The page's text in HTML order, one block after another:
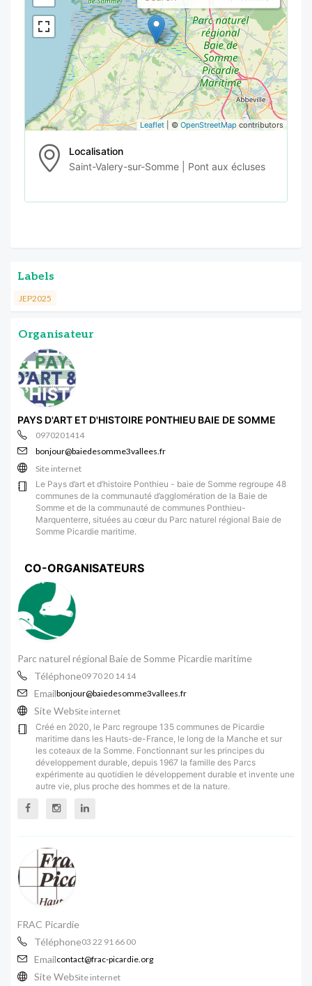
Leaflet | © OpenStreetMapcontributors
Localisation
Saint-Valery-sur-Somme | Pont aux écluses
Labels
JEP2025
Organisateur
PAYS D'ART ET D'HISTOIRE PONTHIEU BAIE DE SOMME
0970201414
bonjour@baiedesomme3vallees.fr
Site internet
Le Pays d’art et d’histoire Ponthieu - baie de Somme regroupe 48
communes de la communauté d’agglomération de la Baie de
Somme et de la communauté de communes Ponthieu-
Marquenterre, situées au cœur du Parc naturel régional Baie de
Somme Picardie maritime.
CO-ORGANISATEURS
Parc naturel régional Baie de Somme Picardie maritime
Téléphone09 70 20 14 14
Emailbonjour@baiedesomme3vallees.fr
Site WebSite internet
Créé en 2020, le Parc regroupe 135 communes de Picardie
maritime dans les Hauts-de-France, le long de la Manche et sur
les coteaux de la Somme. Fonctionnant sur les principes du
développement durable, depuis 1967 la famille des Parcs
expérimente au quotidien le développement durable et invente une
autre vie, plus proche des hommes et de la nature.
FRAC Picardie
Téléphone03 22 91 66 00
Emailcontact@frac-picardie.org
Site WebSite internet